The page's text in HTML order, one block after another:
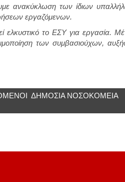
ανακύκλωση των ίδιων
εργαζόμενων.
ελκυστικό το ΕΣΥ για εργασία.
των συμβασιούχων,
ΔΗΜΟΣΙΑ ΝΟΣΟΚΟΜΕΙΑ